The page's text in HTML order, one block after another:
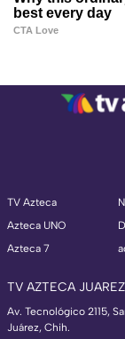
TV Azteca
Azteca UNO
Azteca 7
TV AZTECA JUAREZ
Av. Tecnológico 2115,
Juárez, Chih.